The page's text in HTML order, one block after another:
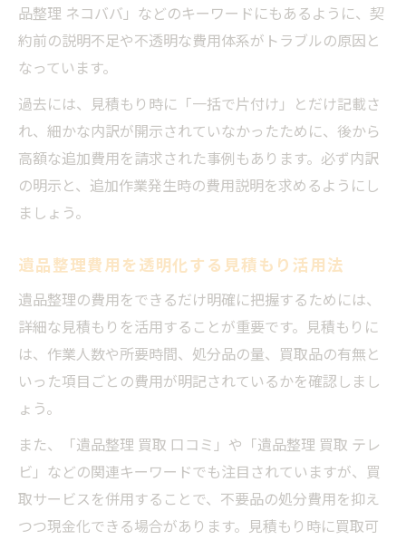
品整理 ネコババ」などのキーワードにもあるように、契
約前の説明不足や不透明な費用体系がトラブルの原因と
なっています。
過去には、見積もり時に「一括で片付け」とだけ記載さ
れ、細かな内訳が開示されていなかったために、後から
高額な追加費用を請求された事例もあります。必ず内訳
の明示と、追加作業発生時の費用説明を求めるようにし
ましょう。
遺品整理費用を透明化する見積もり活用法
遺品整理の費用をできるだけ明確に把握するためには、
詳細な見積もりを活用することが重要です。見積もりに
は、作業人数や所要時間、処分品の量、買取品の有無と
いった項目ごとの費用が明記されているかを確認しまし
ょう。
また、「遺品整理 買取 口コミ」や「遺品整理 買取 テレ
ビ」などの関連キーワードでも注目されていますが、買
取サービスを併用することで、不要品の処分費用を抑え
つつ現金化できる場合があります。見積もり時に買取可